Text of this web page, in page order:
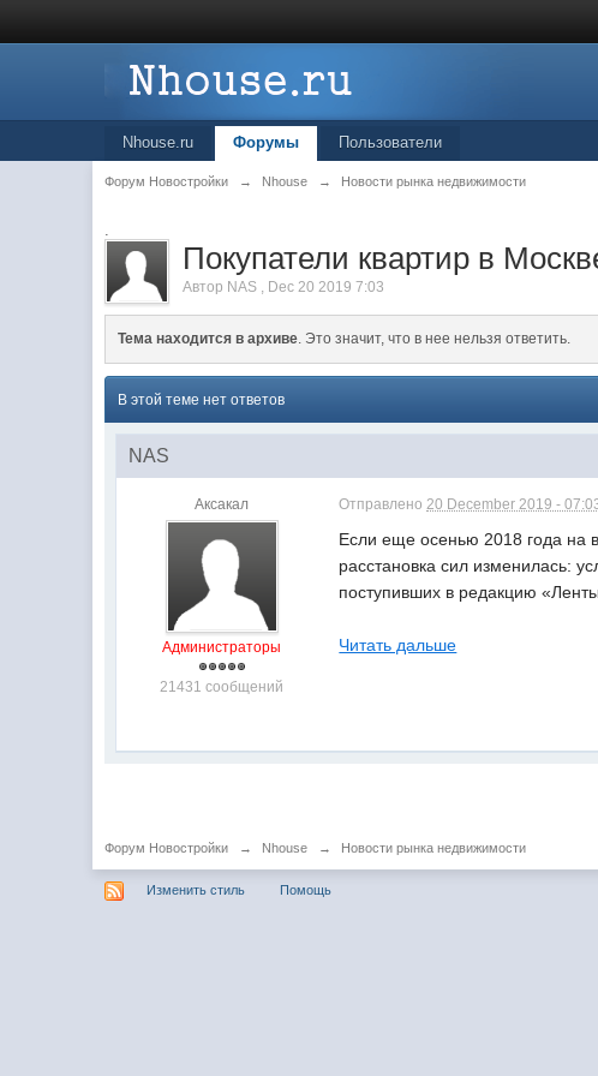
Nhouse.ru Форумы Пользователи
Форум Новостройки → Nhouse → Новости рынка недвижимости
.
Покупатели квартир в
Автор NAS , Dec 20 2019 7:03
Тема находится в архиве. Это значит, что в нее нельзя ответить.
В этой теме нет ответов
NAS
Аксакал
Администраторы
21431 сообщений
Отправлено20 December 2019 -
Если еще осенью 2018 года на
расстановка сил изменилась:
поступивших в редакцию
Читать дальше
Форум Новостройки → Nhouse → Новости рынка недвижимости
Изменить стиль Помощь